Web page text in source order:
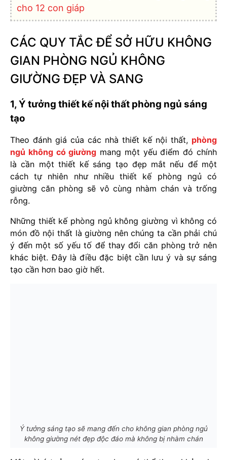
cho 12 con giáp
CÁC QUY TẮC ĐỂ SỞ HỮU KHÔNG
GIAN PHÒNG NGỦ KHÔNG
GIƯỜNG ĐẸP VÀ SANG
1, Ý tưởng thiết kế nội thất phòng ngủ sáng
tạo
Theo đánh giá của các nhà thiết kế nội thất, phòng
ngủ không có giường mang một yếu điểm đó chính
là cần một thiết kế sáng tạo đẹp mắt nếu để một
cách tự nhiên như nhiều thiết kế phòng ngủ có
giường căn phòng sẽ vô cùng nhàm chán và trống
rỗng.
Những thiết kế phòng ngủ không giường vì không có
món đồ nội thất là giường nên chúng ta cần phải chú
ý đến một số yếu tố để thay đổi căn phòng trở nên
khác biệt. Đây là điều đặc biệt cần lưu ý và sự sáng
tạo cần hơn bao giờ hết.
Ý tưởng sáng tạo sẽ mang đến cho không gian phòng ngủ
không giường nét đẹp độc đáo mà không bị nhàm chán